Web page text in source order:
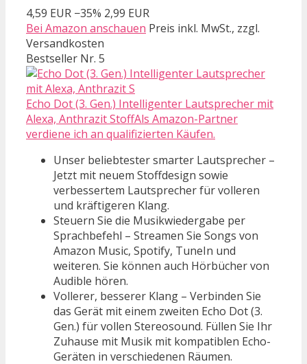
4,59 EUR −35% 2,99 EUR
Bei Amazon anschauen Preis inkl. MwSt., zzgl.
Versandkosten
Bestseller Nr. 5
Echo Dot (3. Gen.) Intelligenter Lautsprecher mit
Alexa, Anthrazit StoffAls Amazon-Partner
verdiene ich an qualifizierten Käufen.
Unser beliebtester smarter Lautsprecher –
Jetzt mit neuem Stoffdesign sowie
verbessertem Lautsprecher für volleren
und kräftigeren Klang.
Steuern Sie die Musikwiedergabe per
Sprachbefehl – Streamen Sie Songs von
Amazon Music, Spotify, TuneIn und
weiteren. Sie können auch Hörbücher von
Audible hören.
Vollerer, besserer Klang – Verbinden Sie
das Gerät mit einem zweiten Echo Dot (3.
Gen.) für vollen Stereosound. Füllen Sie Ihr
Zuhause mit Musik mit kompatiblen Echo-
Geräten in verschiedenen Räumen.